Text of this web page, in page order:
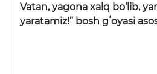
Vatan, yagona xalq bo‘lib,
yaratamiz!” bosh gʻoyasi